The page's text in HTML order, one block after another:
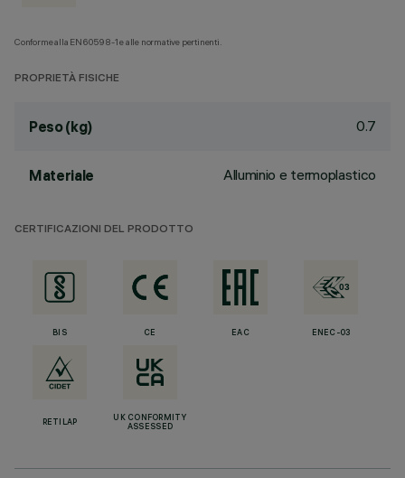
Conforme alla EN60598-1 e alle normative pertinenti.
PROPRIETÀ FISICHE
Peso (kg) 0.7
Materiale Alluminio e termoplastico
CERTIFICAZIONI DEL PRODOTTO
BIS CE EAC ENEC-03
RETILAP
UK CONFORMITY
ASSESSED